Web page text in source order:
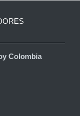
Colombia